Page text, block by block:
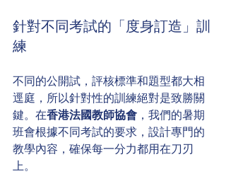
針對不同考試的「度身訂造」訓
練
不同的公開試，評核標準和題型都大相
逕庭，所以針對性的訓練絕對是致勝關
鍵。在香港法國教師協會 ，我們的暑期
班會根據不同考試的要求，設計專門的
教學內容，確保每一分力都用在刀刃
上。